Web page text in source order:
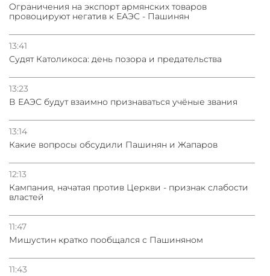
Oграничения на экспорт армянских товаров
провоцируют негатив к ЕАЭС - Пашинян
13:41
Судят Католикоса: день позора и предательства
13:23
В ЕАЭС будут взаимно признаваться учёные звания
13:14
Какие вопросы обсудили Пашинян и Жапаров
12:13
Кампания, начатая против Церкви - признак слабости
властей
11:47
Мишустин кратко пообщался с Пашиняном
11:43